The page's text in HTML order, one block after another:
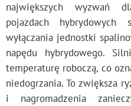
największych wyzwań
pojazdach
wyłączania jednostki
napędu hybrydowego.
temperaturę roboczą, co
niedogrzania. To zwiększa
i nagromadzenia